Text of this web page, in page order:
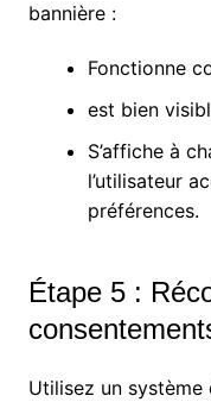
bannière :
Fonctionne
est bien
S’affiche à
l’utilisateur
préférences.
Étape 5 :
Utilisez un